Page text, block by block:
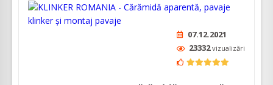
07.12.2021
23332vizualizări